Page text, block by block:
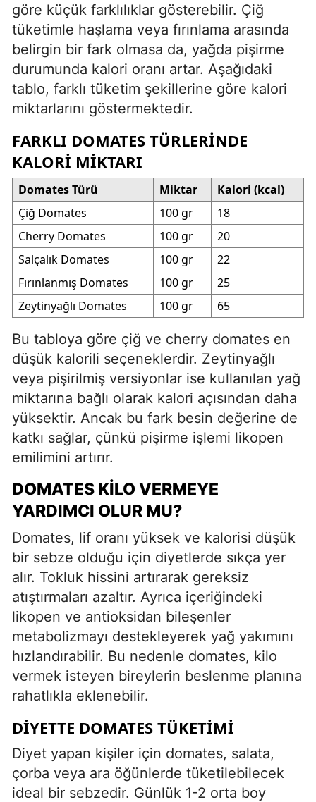
göre küçük farklılıklar gösterebilir. Çiğ
tüketimle haşlama veya fırınlama arasında
belirgin bir fark olmasa da, yağda pişirme
durumunda kalori oranı artar. Aşağıdaki
tablo, farklı tüketim şekillerine göre kalori
miktarlarını göstermektedir.
FARKLI DOMATES TÜRLERINDE
KALORI MIKTARI
Domates Türü Miktar
Kalori (kcal)
Çiğ Domates
100 gr
18
Cherry Domates
100 gr
20
Salçalık Domates
100 gr
22
Fırınlanmış Domates
100 gr
25
Zeytinyağlı Domates
100 gr 65
Bu tabloya göre çiğ ve cherry domates en
düşük kalorili seçeneklerdir. Zeytinyağlı
veya pişirilmiş versiyonlar ise kullanılan yağ
miktarına bağlı olarak kalori açısından daha
yüksektir. Ancak bu fark besin değerine de
katkı sağlar, çünkü pişirme işlemi likopen
emilimini artırır.
DOMATES KILO VERMEYE
YARDIMCI OLUR MU?
Domates, lif oranı yüksek ve kalorisi düşük
bir sebze olduğu için diyetlerde sıkça yer
alır. Tokluk hissini artırarak gereksiz
atıştırmaları azaltır. Ayrıca içeriğindeki
likopen ve antioksidan bileşenler
metabolizmayı destekleyerek yağ yakımını
hızlandırabilir. Bu nedenle domates, kilo
vermek isteyen bireylerin beslenme planına
rahatlıkla eklenebilir.
DIYETTE DOMATES TÜKETIMI
Diyet yapan kişiler için domates, salata,
çorba veya ara öğünlerde tüketilebilecek
ideal bir sebzedir. Günlük 1-2 orta boy